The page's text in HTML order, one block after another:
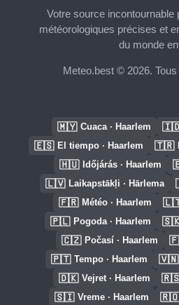
Votre source incontournable
météorologiques précises et
du monde
Meteo.best © 2026.
🇲🇾 Cuaca · Haarlem
🇪🇸 El tiempo · Haarlem 🇹🇷
🇭🇺 Időjárás · Haarlem
🇱🇻 Laikapstākļi · Hārlema
🇫🇷 Météo · Haarlem
🇵🇱 Pogoda · Haarlem
🇨🇿 Počasí · Haarlem
🇵🇹 Tempo · Haarlem 🇻🇳
🇩🇰 Vejret · Haarlem
🇸🇮 Vreme · Haarlem 🇷🇴